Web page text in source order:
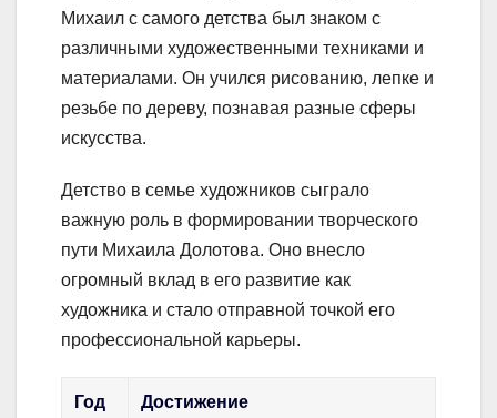
Михаил с самого детства был знаком с
различными художественными техниками и
материалами. Он учился рисованию, лепке и
резьбе по дереву, познавая разные сферы
искусства.
Детство в семье художников сыграло
важную роль в формировании творческого
пути Михаила Долотова. Оно внесло
огромный вклад в его развитие как
художника и стало отправной точкой его
профессиональной карьеры.
Год Достижение